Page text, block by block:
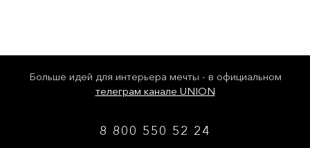
Больше идей для интерьера мечты - в официальном
телеграм канале UNION
8 800 550 52 24